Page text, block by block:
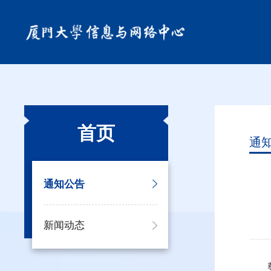
首页
通知公告
新闻动态
通